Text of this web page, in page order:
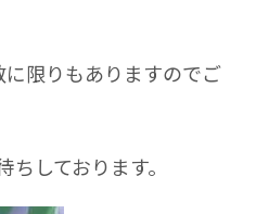
限りもありますのでご
しております。